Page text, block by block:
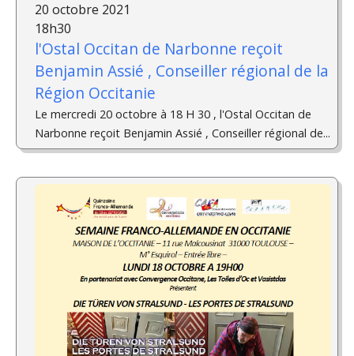
20 octobre 2021
18h30
l'Ostal Occitan de Narbonne reçoit
Benjamin Assié , Conseiller régional de la
Région Occitanie
Le mercredi 20 octobre à 18 H 30 , l'Ostal Occitan de
Narbonne reçoit Benjamin Assié , Conseiller régional de...